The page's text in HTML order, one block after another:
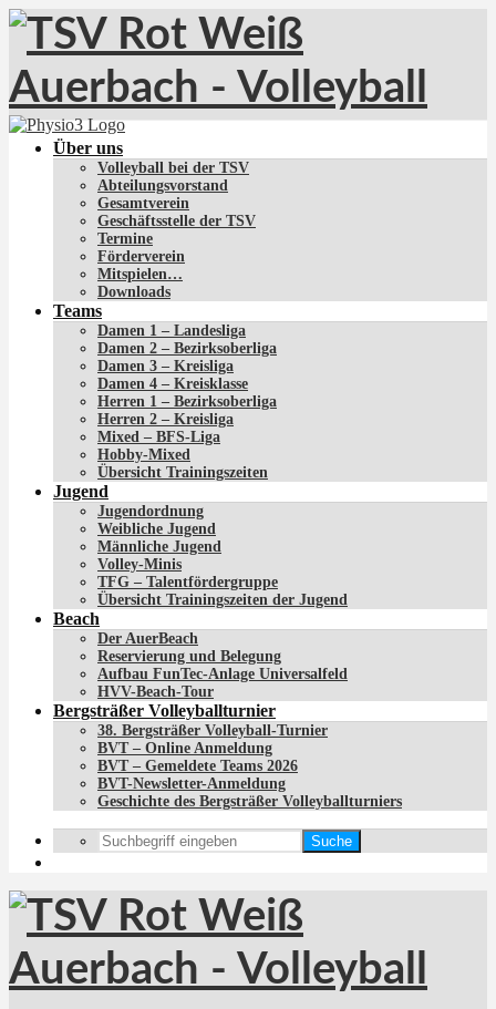
Über uns
Volleyball bei der TSV
Abteilungsvorstand
Gesamtverein
Geschäftsstelle der TSV
Termine
Förderverein
Mitspielen…
Downloads
Teams
Damen 1 – Landesliga
Damen 2 – Bezirksoberliga
Damen 3 – Kreisliga
Damen 4 – Kreisklasse
Herren 1 – Bezirksoberliga
Herren 2 – Kreisliga
Mixed – BFS-Liga
Hobby-Mixed
Übersicht Trainingszeiten
Jugend
Jugendordnung
Weibliche Jugend
Männliche Jugend
Volley-Minis
TFG – Talentfördergruppe
Übersicht Trainingszeiten der Jugend
Beach
Der AuerBeach
Reservierung und Belegung
Aufbau FunTec-Anlage Universalfeld
HVV-Beach-Tour
Bergsträßer Volleyballturnier
38. Bergsträßer Volleyball-Turnier
BVT – Online Anmeldung
BVT – Gemeldete Teams 2026
BVT-Newsletter-Anmeldung
Geschichte des Bergsträßer Volleyballturniers
Suche